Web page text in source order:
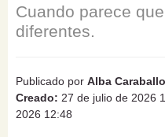
Cuando parece
diferentes.
Publicado por Alba Caraballo
Creado: 27 de julio de 2026
2026 12:48